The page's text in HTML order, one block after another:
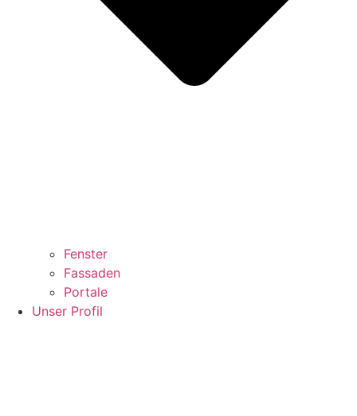
Fenster
Fassaden
Portale
Unser Profil